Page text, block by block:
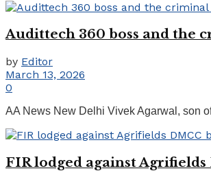
Audittech 360 boss and the
by Editor
March 13, 2026
0
AA News New Delhi Vivek Agarwal, son
FIR lodged against